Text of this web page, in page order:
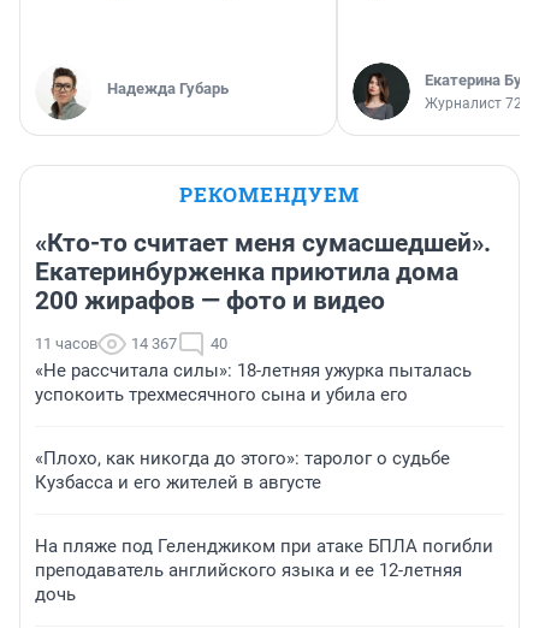
Надежда Губарь Екатерина
Журналист
РЕКОМЕНДУЕМ
«Кто-то считает меня сумасшедшей».
Екатеринбурженка приютила дома
200 жирафов — фото и видео
11 часов 14 367 40
«Не рассчитала силы»: 18-летняя ужурка пыталась
успокоить трехмесячного сына и убила его
«Плохо, как никогда до этого»: таролог о судьбе
Кузбасса и его жителей в августе
На пляже под Геленджиком при атаке БПЛА погибли
преподаватель английского языка и ее 12-летняя
дочь